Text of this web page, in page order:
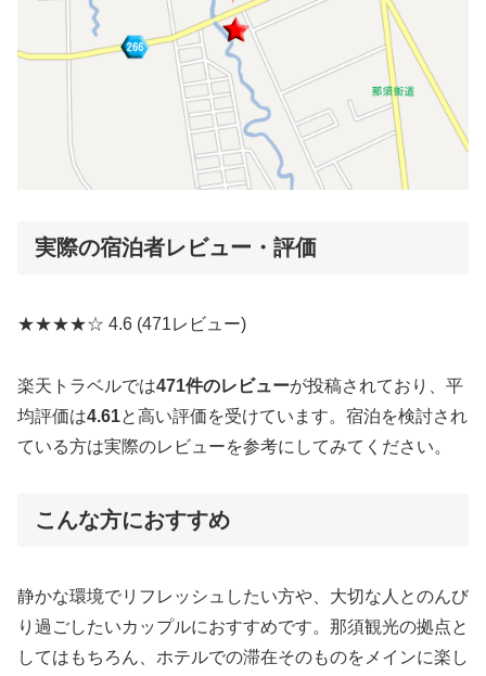
実際の宿泊者レビュー・評価
★★★★☆ 4.6 (471レビュー)
楽天トラベルでは471件のレビューが投稿されており、平
均評価は4.61と高い評価を受けています。宿泊を検討され
ている方は実際のレビューを参考にしてみてください。
こんな方におすすめ
静かな環境でリフレッシュしたい方や、大切な人とのんび
り過ごしたいカップルにおすすめです。那須観光の拠点と
してはもちろん、ホテルでの滞在そのものをメインに楽し